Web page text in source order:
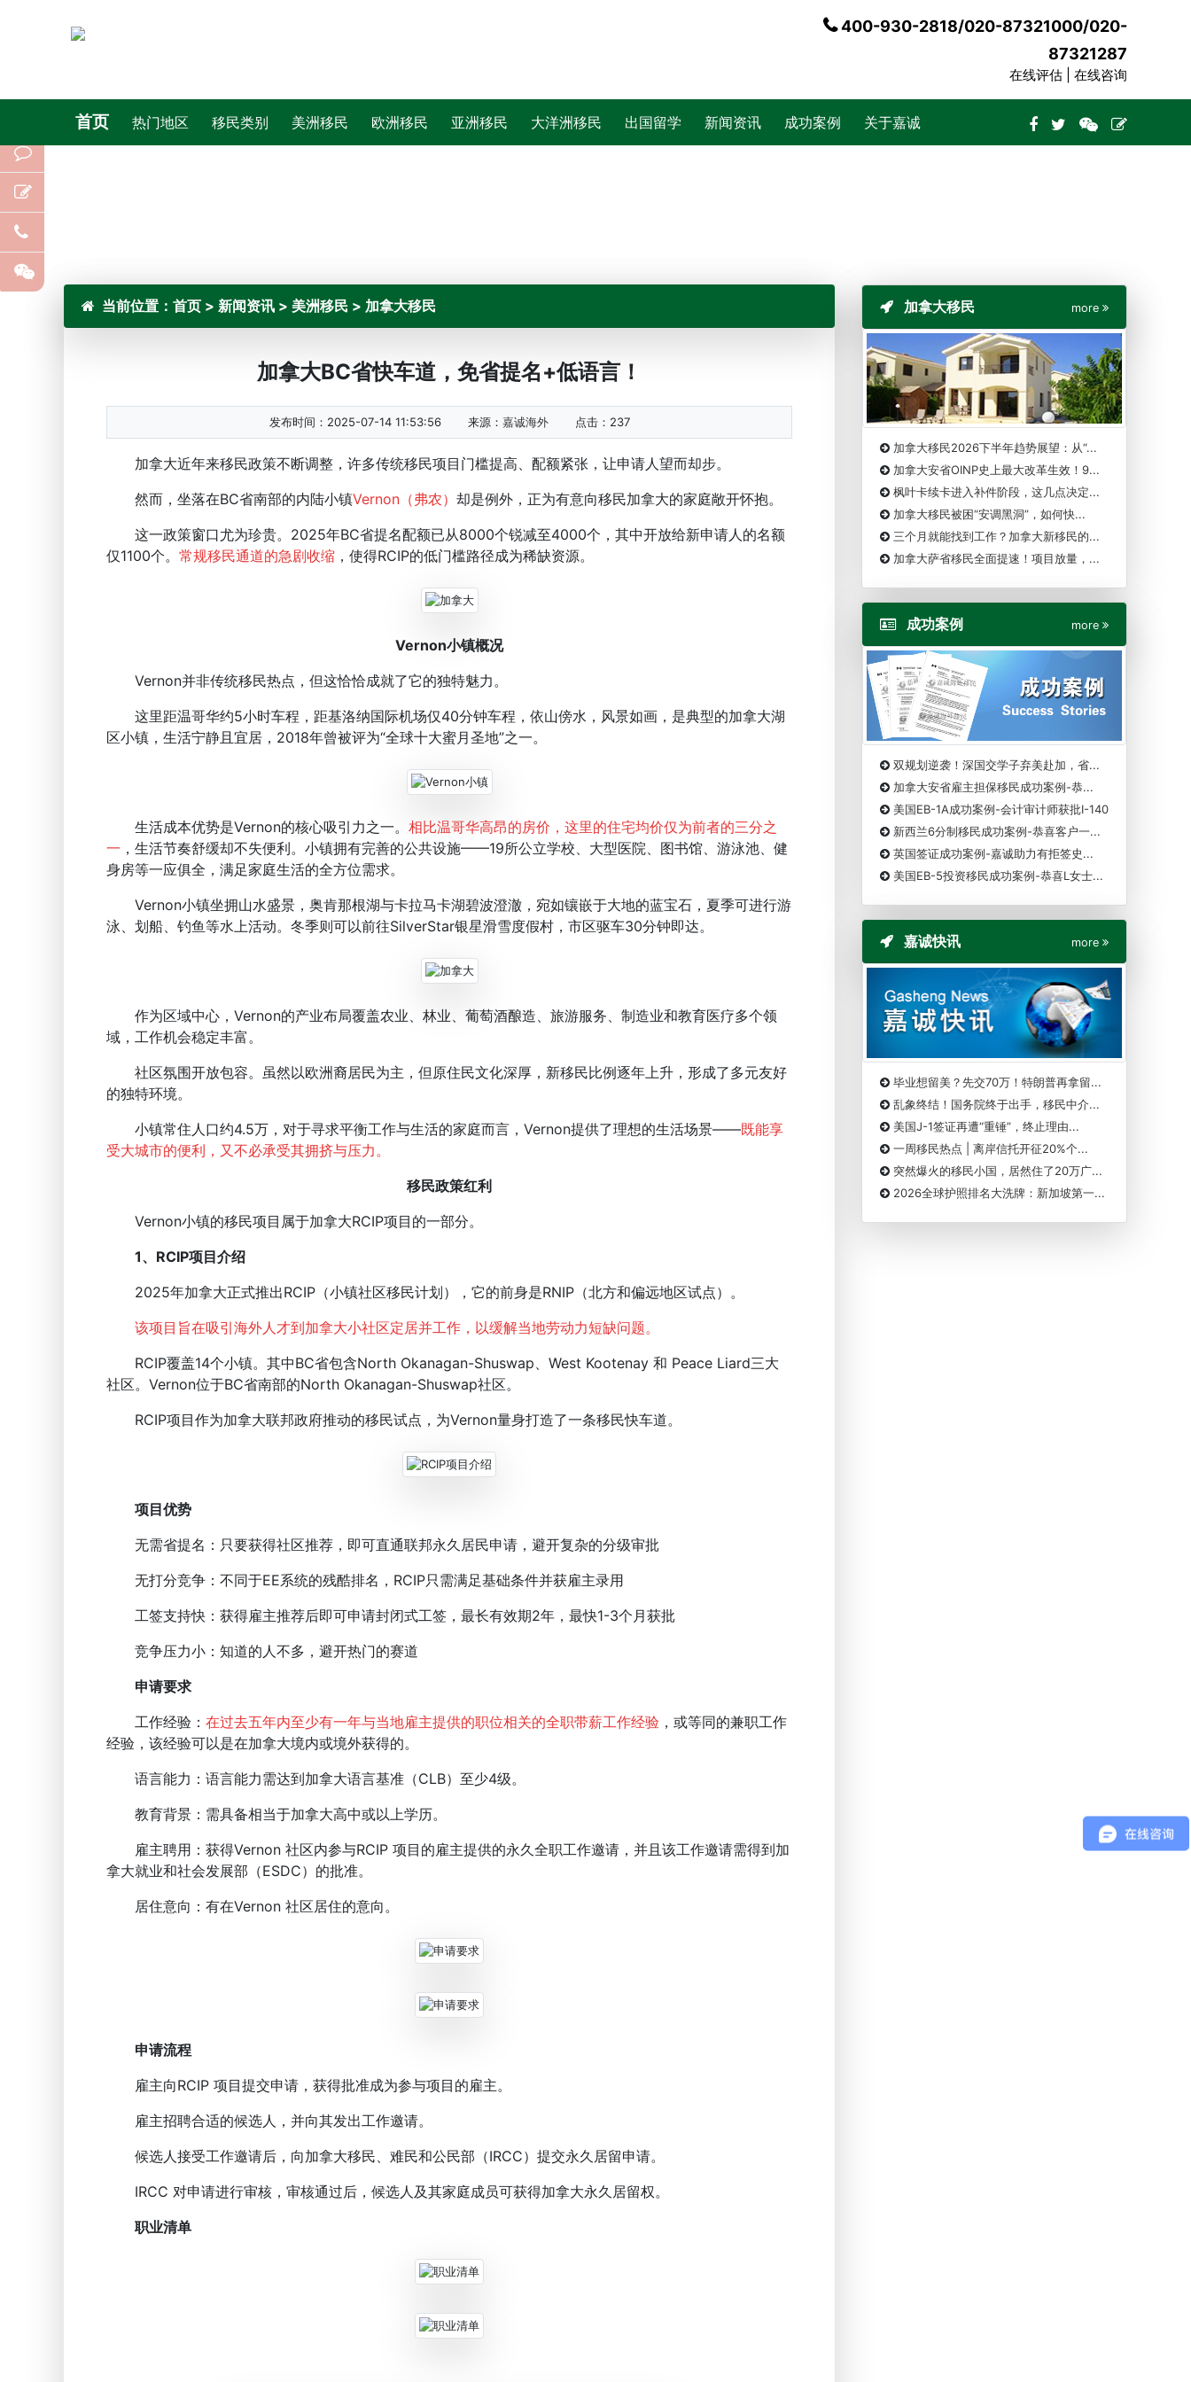
400-930-2818/020-87321000/020-
87321287
在线评估 | 在线咨询
首页 热门地区 移民类别 美洲移民 欧洲移民 亚洲移民 大洋洲移民 出国留学 新闻资讯 成功案例 关于嘉诚
当前位置： 首页 > 新闻资讯 > 美洲移民 > 加拿大移民
加拿大BC省快车道，免省提名+低语言！
发布时间：2025-07-14 11:53:56 来源： 嘉诚海外 点击： 237
加拿大近年来移民政策不断调整，许多传统移民项目门槛提高、配额紧张，让申请人望而却步。
然而，坐落在BC省南部的内陆小镇Vernon（弗农） 却是例外，正为有意向移民加拿大的家庭敞开怀抱。
这一政策窗口尤为珍贵。2025年BC省提名配额已从8000个锐减至4000个，其中开放给新申请人的名额
仅1100个。 常规移民通道的急剧收缩 ，使得RCIP的低门槛路径成为稀缺资源。
Vernon小镇概况
Vernon并非传统移民热点，但这恰恰成就了它的独特魅力。
这里距温哥华约5小时车程，距基洛纳国际机场仅40分钟车程，依山傍水，风景如画，是典型的加拿大湖
区小镇，生活宁静且宜居，2018年曾被评为“全球十大蜜月圣地”之一。
生活成本优势是Vernon的核心吸引力之一。 相比温哥华高昂的房价，这里的住宅均价仅为前者的三分之
一 ，生活节奏舒缓却不失便利。小镇拥有完善的公共设施——19所公立学校、大型医院、图书馆、游泳池、健
身房等一应俱全，满足家庭生活的全方位需求。
Vernon小镇坐拥山水盛景，奥肯那根湖与卡拉马卡湖碧波澄澈，宛如镶嵌于大地的蓝宝石，夏季可进行游
泳、划船、钓鱼等水上活动。冬季则可以前往SilverStar银星滑雪度假村，市区驱车30分钟即达。
作为区域中心，Vernon的产业布局覆盖农业、林业、葡萄酒酿造、旅游服务、制造业和教育医疗多个领
域，工作机会稳定丰富。
社区氛围开放包容。虽然以欧洲裔居民为主，但原住民文化深厚，新移民比例逐年上升，形成了多元友好
的独特环境。
小镇常住人口约4.5万，对于寻求平衡工作与生活的家庭而言，Vernon提供了理想的生活场景——既能享
受大城市的便利，又不必承受其拥挤与压力。
移民政策红利
Vernon小镇的移民项目属于加拿大RCIP项目的一部分。
1、 RCIP项目介绍
2025年加拿大正式推出RCIP（小镇社区移民计划），它的前身是RNIP（北方和偏远地区试点）。
该项目旨在吸引海外人才到加拿大小社区定居并工作，以缓解当地劳动力短缺问题。
RCIP覆盖14个小镇。其中BC省包含North Okanagan-Shuswap、West Kootenay 和 Peace Liard三大
社区。Vernon位于BC省南部的North Okanagan-Shuswap社区。
RCIP项目作为加拿大联邦政府推动的移民试点，为Vernon量身打造了一条移民快车道。
项目优势
无需省提名：只要获得社区推荐，即可直通联邦永久居民申请，避开复杂的分级审批
无打分竞争：不同于EE系统的残酷排名，RCIP只需满足基础条件并获雇主录用
工签支持快：获得雇主推荐后即可申请封闭式工签，最长有效期2年，最快1-3个月获批
竞争压力小：知道的人不多，避开热门的赛道
申请要求
工作经验： 在过去五年内至少有一年与当地雇主提供的职位相关的全职带薪工作经验 ，或等同的兼职工作
经验，该经验可以是在加拿大境内或境外获得的。
语言能力：语言能力需达到加拿大语言基准（CLB）至少4级。
教育背景：需具备相当于加拿大高中或以上学历。
雇主聘用：获得Vernon 社区内参与RCIP 项目的雇主提供的永久全职工作邀请，并且该工作邀请需得到加
拿大就业和社会发展部（ESDC）的批准。
居住意向：有在Vernon 社区居住的意向。
申请流程
雇主向RCIP 项目提交申请，获得批准成为参与项目的雇主。
雇主招聘合适的候选人，并向其发出工作邀请。
候选人接受工作邀请后，向加拿大移民、难民和公民部（IRCC）提交永久居留申请。
IRCC 对申请进行审核，审核通过后，候选人及其家庭成员可获得加拿大永久居留权。
职业清单
加拿大移民 more
加拿大移民2026下半年趋势展望：从“...
加拿大安省OINP史上最大改革生效！9...
枫叶卡续卡进入补件阶段，这几点决定...
加拿大移民被困“安调黑洞”，如何快...
三个月就能找到工作？加拿大新移民的...
加拿大萨省移民全面提速！项目放量，...
成功案例 more
双规划逆袭！深国交学子弃美赴加，省...
加拿大安省雇主担保移民成功案例-恭...
美国EB-1A成功案例-会计审计师获批I-140
新西兰6分制移民成功案例-恭喜客户一...
英国签证成功案例-嘉诚助力有拒签史...
美国EB-5投资移民成功案例-恭喜L女士...
嘉诚快讯 more
毕业想留美？先交70万！特朗普再拿留...
乱象终结！国务院终于出手，移民中介...
美国J-1签证再遭“重锤”，终止理由...
一周移民热点 | 离岸信托开征20%个...
突然爆火的移民小国，居然住了20万广...
2026全球护照排名大洗牌：新加坡第一...